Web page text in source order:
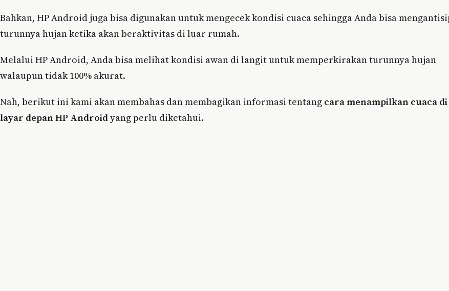
Bahkan, HP Android juga bisa digunakan untuk mengecek kondisi cuaca sehingga Anda bisa
turunnya hujan ketika akan beraktivitas di luar rumah.
Melalui HP Android, Anda bisa melihat kondisi awan di langit untuk memperkirakan turunnya hujan
walaupun tidak 100% akurat.
Nah, berikut ini kami akan membahas dan membagikan informasi tentang cara menampilkan cuaca di
layar depan HP Androidyang perlu diketahui.